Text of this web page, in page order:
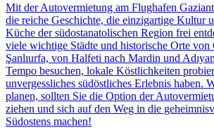
Mit der Autovermietung am Flughafen
die reiche Geschichte, die einzigartige Kultur
Küche der südostanatolischen Region frei
viele wichtige Städte und historische Orte von
Şanlıurfa, von Halfeti nach Mardin und
Tempo besuchen, lokale Köstlichkeiten
unvergessliches südöstliches Erlebnis haben.
planen, sollten Sie die Option der
ziehen und sich auf den Weg in die
Südostens machen!